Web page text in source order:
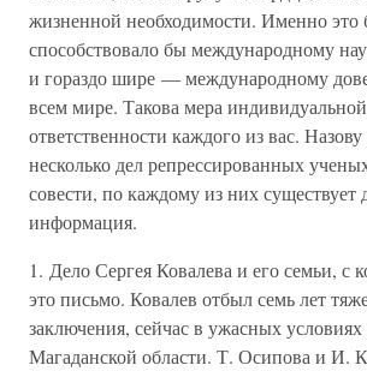
жизненной необходимости. Именно это
способствовало бы международному
и гораздо шире — международному
всем мире. Такова мера
ответственности каждого из вас.
несколько дел репрессированных
совести, по каждому из них существует
информация.
1. Дело Сергея Ковалева и его семьи, с
это письмо. Ковалев отбыл семь лет
заключения, сейчас в ужасных
Магаданской области. Т. Осипова и И.